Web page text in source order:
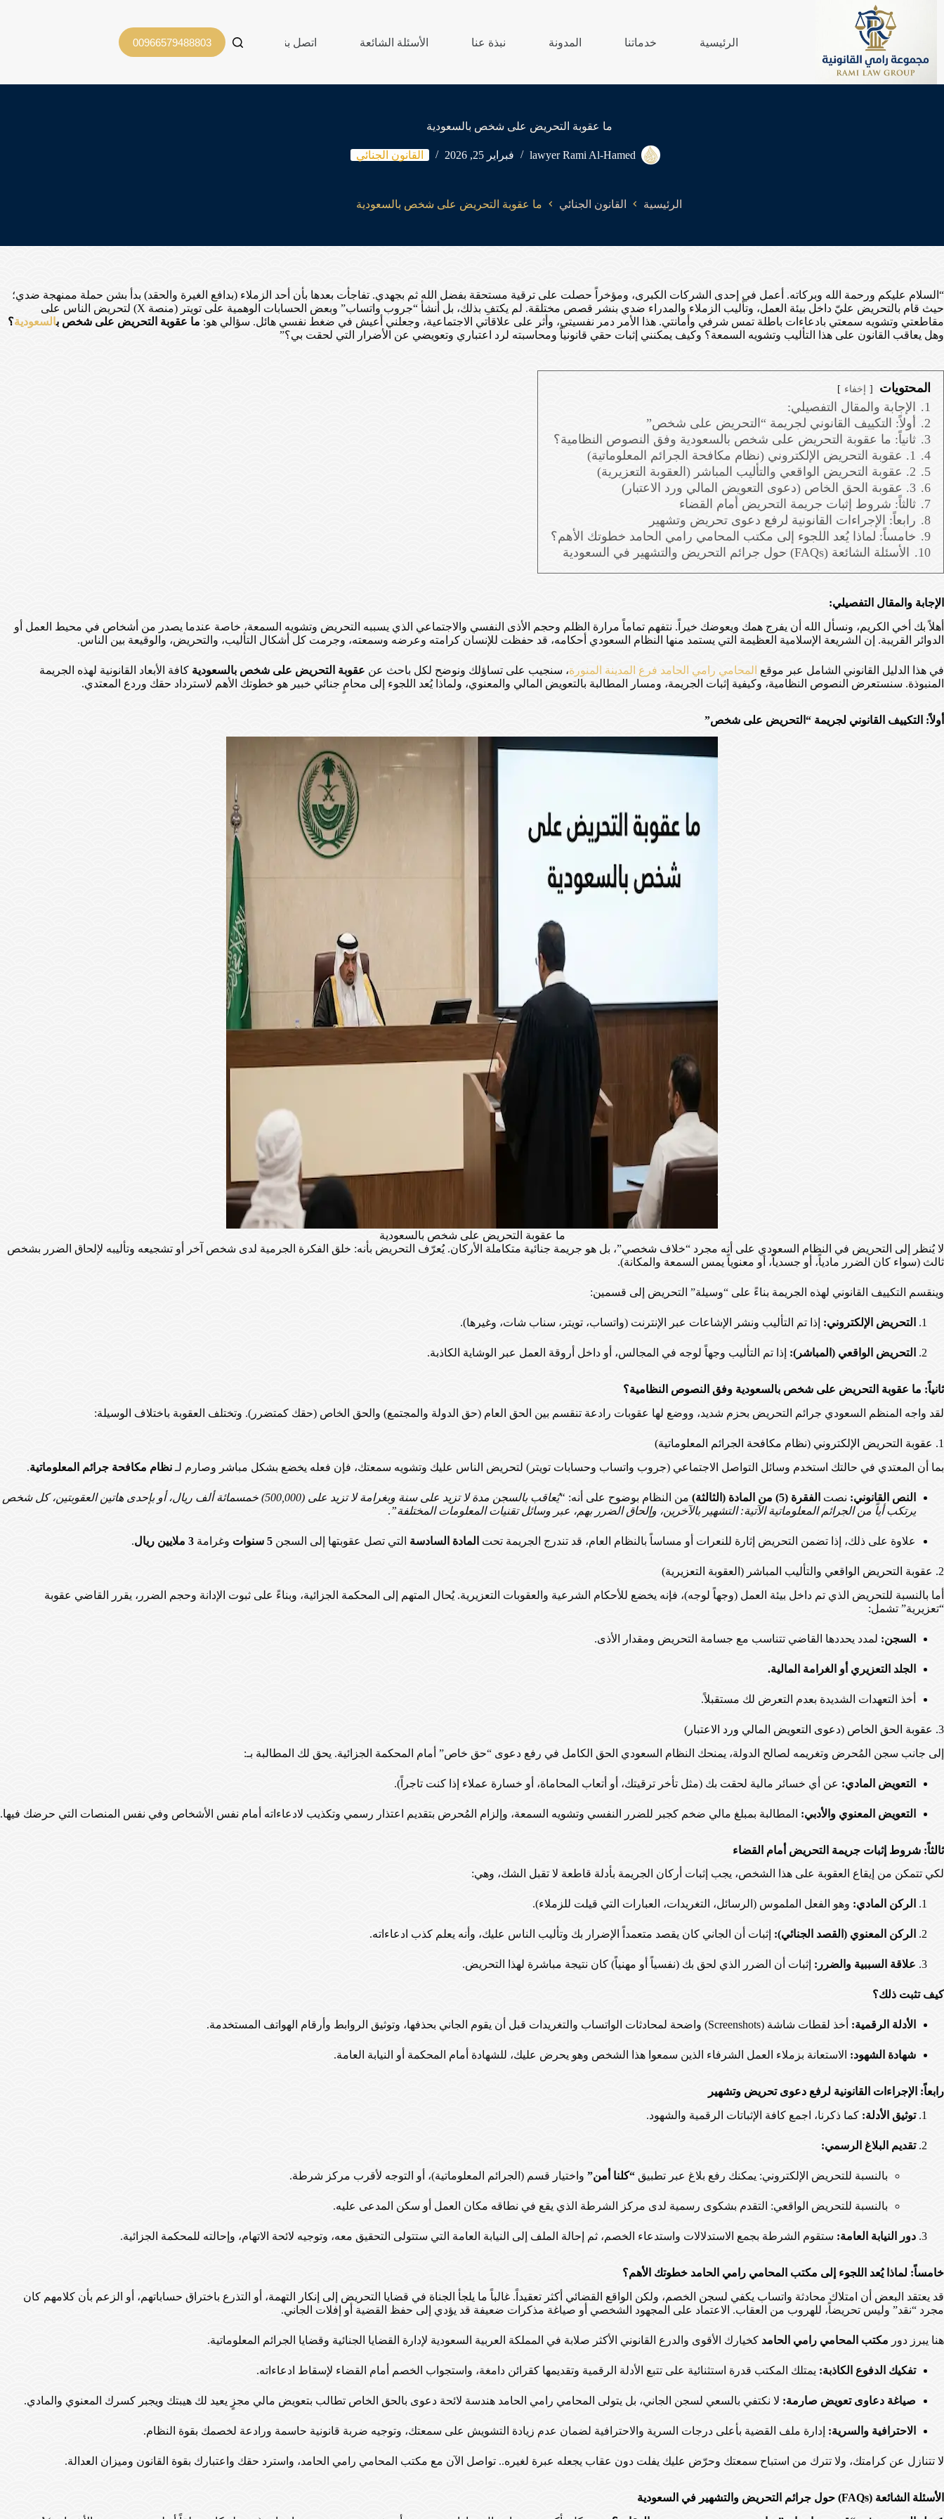
الرئيسية خدماتنا المدونة نبذة عنا الأسئلة الشائعة اتصل بنا 00966579488803
ما عقوبة التحريض على شخص بالسعودية
lawyer Rami Al-Hamed فبراير 25, 2026 القانون الجنائي
الرئيسية القانون الجنائي ما عقوبة التحريض على شخص بالسعودية
“السلام عليكم ورحمة الله وبركاته. أعمل في إحدى الشركات الكبرى، ومؤخراً حصلت على ترقية مستحقة بفضل الله ثم بجهدي. تفاجأت بعدها بأن أحد الزملاء (بدافع الغيرة والحقد) بدأ بشن حملة ممنهجة ضدي؛
حيث قام بالتحريض عليّ داخل بيئة العمل، وتأليب الزملاء والمدراء ضدي بنشر قصص مختلقة. لم يكتفِ بذلك، بل أنشأ “جروب واتساب” وبعض الحسابات الوهمية على تويتر (منصة X) لتحريض الناس على
مقاطعتي وتشويه سمعتي بادعاءات باطلة تمس شرفي وأمانتي. هذا الأمر دمر نفسيتي، وأثر على علاقاتي الاجتماعية، وجعلني أعيش في ضغط نفسي هائل. سؤالي هو: ما عقوبة التحريض على شخص بالسعودية؟
وهل يعاقب القانون على هذا التأليب وتشويه السمعة؟ وكيف يمكنني إثبات حقي قانونياً ومحاسبته لرد اعتباري وتعويضي عن الأضرار التي لحقت بي؟”
المحتويات إخفاء
1.
الإجابة والمقال التفصيلي:
2.
أولاً: التكييف القانوني لجريمة “التحريض على شخص”
3.
ثانياً: ما عقوبة التحريض على شخص بالسعودية وفق النصوص النظامية؟
4.
1. عقوبة التحريض الإلكتروني (نظام مكافحة الجرائم المعلوماتية)
5.
2. عقوبة التحريض الواقعي والتأليب المباشر (العقوبة التعزيرية)
6. 3. عقوبة الحق الخاص (دعوى التعويض المالي ورد الاعتبار)
7.
ثالثاً: شروط إثبات جريمة التحريض أمام القضاء
8.
رابعاً: الإجراءات القانونية لرفع دعوى تحريض وتشهير
9.
خامساً: لماذا يُعد اللجوء إلى مكتب المحامي رامي الحامد خطوتك الأهم؟
10.
الأسئلة الشائعة (FAQs) حول جرائم التحريض والتشهير في السعودية
الإجابة والمقال التفصيلي:
أهلاً بك أخي الكريم، ونسأل الله أن يفرج همك ويعوضك خيراً. نتفهم تماماً مرارة الظلم وحجم الأذى النفسي والاجتماعي الذي يسببه التحريض وتشويه السمعة، خاصة عندما يصدر من أشخاص في محيط العمل أو
الدوائر القريبة. إن الشريعة الإسلامية العظيمة التي يستمد منها النظام السعودي أحكامه، قد حفظت للإنسان كرامته وعرضه وسمعته، وجرمت كل أشكال التأليب، والتحريض، والوقيعة بين الناس.
في هذا الدليل القانوني الشامل عبر موقع المحامي رامي الحامد فرع المدينة المنورة، سنجيب على تساؤلك ونوضح لكل باحث عن عقوبة التحريض على شخص بالسعودية كافة الأبعاد القانونية لهذه الجريمة
المنبوذة. سنستعرض النصوص النظامية، وكيفية إثبات الجريمة، ومسار المطالبة بالتعويض المالي والمعنوي، ولماذا يُعد اللجوء إلى محامٍ جنائي خبير هو خطوتك الأهم لاسترداد حقك وردع المعتدي.
أولاً: التكييف القانوني لجريمة “التحريض على شخص”
ما عقوبة التحريض على شخص بالسعودية
لا يُنظر إلى التحريض في النظام السعودي على أنه مجرد “خلاف شخصي”، بل هو جريمة جنائية متكاملة الأركان. يُعرّف التحريض بأنه: خلق الفكرة الجرمية لدى شخص آخر أو تشجيعه وتأليبه لإلحاق الضرر بشخص
ثالث (سواء كان الضرر مادياً، أو جسدياً، أو معنوياً يمس السمعة والمكانة).
وينقسم التكييف القانوني لهذه الجريمة بناءً على “وسيلة” التحريض إلى قسمين:
التحريض الإلكتروني: إذا تم التأليب ونشر الإشاعات عبر الإنترنت (واتساب، تويتر، سناب شات، وغيرها).
التحريض الواقعي (المباشر): إذا تم التأليب وجهاً لوجه في المجالس، أو داخل أروقة العمل عبر الوشاية الكاذبة.
ثانياً: ما عقوبة التحريض على شخص بالسعودية وفق النصوص النظامية؟
لقد واجه المنظم السعودي جرائم التحريض بحزم شديد، ووضع لها عقوبات رادعة تنقسم بين الحق العام (حق الدولة والمجتمع) والحق الخاص (حقك كمتضرر). وتختلف العقوبة باختلاف الوسيلة:
1. عقوبة التحريض الإلكتروني (نظام مكافحة الجرائم المعلوماتية)
بما أن المعتدي في حالتك استخدم وسائل التواصل الاجتماعي (جروب واتساب وحسابات تويتر) لتحريض الناس عليك وتشويه سمعتك، فإن فعله يخضع بشكل مباشر وصارم لـ نظام مكافحة جرائم المعلوماتية.
النص القانوني: نصت الفقرة (5) من المادة (الثالثة) من النظام بوضوح على أنه:
“يُعاقب بالسجن مدة لا تزيد على سنة وبغرامة لا تزيد على (500,000) خمسمائة ألف ريال، أو بإحدى هاتين العقوبتين، كل شخص
يرتكب أياً من الجرائم المعلوماتية الآتية: التشهير بالآخرين، وإلحاق الضرر بهم، عبر وسائل تقنيات المعلومات المختلفة”.
علاوة على ذلك، إذا تضمن التحريض إثارة للنعرات أو مساساً بالنظام العام، قد تندرج الجريمة تحت المادة السادسة التي تصل عقوبتها إلى السجن 5 سنوات وغرامة 3 ملايين ريال .
2. عقوبة التحريض الواقعي والتأليب المباشر (العقوبة التعزيرية)
أما بالنسبة للتحريض الذي تم داخل بيئة العمل (وجهاً لوجه)، فإنه يخضع للأحكام الشرعية والعقوبات التعزيرية. يُحال المتهم إلى المحكمة الجزائية، وبناءً على ثبوت الإدانة وحجم الضرر، يقرر القاضي عقوبة
“تعزيرية” تشمل:
السجن: لمدد يحددها القاضي تتناسب مع جسامة التحريض ومقدار الأذى.
الجلد التعزيري أو الغرامة المالية.
أخذ التعهدات الشديدة بعدم التعرض لك مستقبلاً.
3. عقوبة الحق الخاص (دعوى التعويض المالي ورد الاعتبار)
إلى جانب سجن المُحرض وتغريمه لصالح الدولة، يمنحك النظام السعودي الحق الكامل في رفع دعوى “حق خاص” أمام المحكمة الجزائية. يحق لك المطالبة بـ:
التعويض المادي: عن أي خسائر مالية لحقت بك (مثل تأخر ترقيتك، أو أتعاب المحاماة، أو خسارة عملاء إذا كنت تاجراً).
التعويض المعنوي والأدبي: المطالبة بمبلغ مالي ضخم كجبر للضرر النفسي وتشويه السمعة، وإلزام المُحرض بتقديم اعتذار رسمي وتكذيب لادعاءاته أمام نفس الأشخاص وفي نفس المنصات التي حرضك فيها.
ثالثاً: شروط إثبات جريمة التحريض أمام القضاء
لكي تتمكن من إيقاع العقوبة على هذا الشخص، يجب إثبات أركان الجريمة بأدلة قاطعة لا تقبل الشك، وهي:
الركن المادي: وهو الفعل الملموس (الرسائل، التغريدات، العبارات التي قيلت للزملاء).
الركن المعنوي (القصد الجنائي): إثبات أن الجاني كان يقصد متعمداً الإضرار بك وتأليب الناس عليك، وأنه يعلم كذب ادعاءاته.
علاقة السببية والضرر: إثبات أن الضرر الذي لحق بك (نفسياً أو مهنياً) كان نتيجة مباشرة لهذا التحريض.
كيف تثبت ذلك؟
الأدلة الرقمية: أخذ لقطات شاشة (Screenshots) واضحة لمحادثات الواتساب والتغريدات قبل أن يقوم الجاني بحذفها، وتوثيق الروابط وأرقام الهواتف المستخدمة.
شهادة الشهود: الاستعانة بزملاء العمل الشرفاء الذين سمعوا هذا الشخص وهو يحرض عليك، للشهادة أمام المحكمة أو النيابة العامة.
رابعاً: الإجراءات القانونية لرفع دعوى تحريض وتشهير
توثيق الأدلة: كما ذكرنا، اجمع كافة الإثباتات الرقمية والشهود.
تقديم البلاغ الرسمي:
بالنسبة للتحريض الإلكتروني: يمكنك رفع بلاغ عبر تطبيق “كلنا أمن” واختيار قسم (الجرائم المعلوماتية)، أو التوجه لأقرب مركز شرطة.
بالنسبة للتحريض الواقعي: التقدم بشكوى رسمية لدى مركز الشرطة الذي يقع في نطاقه مكان العمل أو سكن المدعى عليه.
دور النيابة العامة: ستقوم الشرطة بجمع الاستدلالات واستدعاء الخصم، ثم إحالة الملف إلى النيابة العامة التي ستتولى التحقيق معه، وتوجيه لائحة الاتهام، وإحالته للمحكمة الجزائية.
خامساً: لماذا يُعد اللجوء إلى مكتب المحامي رامي الحامد خطوتك الأهم؟
قد يعتقد البعض أن امتلاك محادثة واتساب يكفي لسجن الخصم، ولكن الواقع القضائي أكثر تعقيداً. غالباً ما يلجأ الجناة في قضايا التحريض إلى إنكار التهمة، أو التذرع باختراق حساباتهم، أو الزعم بأن كلامهم كان
مجرد “نقد” وليس تحريضاً، للهروب من العقاب. الاعتماد على المجهود الشخصي أو صياغة مذكرات ضعيفة قد يؤدي إلى حفظ القضية أو إفلات الجاني.
هنا يبرز دور مكتب المحامي رامي الحامد كخيارك الأقوى والدرع القانوني الأكثر صلابة في المملكة العربية السعودية لإدارة القضايا الجنائية وقضايا الجرائم المعلوماتية.
تفكيك الدفوع الكاذبة: يمتلك المكتب قدرة استثنائية على تتبع الأدلة الرقمية وتقديمها كقرائن دامغة، واستجواب الخصم أمام القضاء لإسقاط ادعاءاته.
صياغة دعاوى تعويض صارمة: لا نكتفي بالسعي لسجن الجاني، بل يتولى المحامي رامي الحامد هندسة لائحة دعوى بالحق الخاص تطالب بتعويض مالي مجزٍ يعيد لك هيبتك ويجبر كسرك المعنوي والمادي.
الاحترافية والسرية: إدارة ملف القضية بأعلى درجات السرية والاحترافية لضمان عدم زيادة التشويش على سمعتك، وتوجيه ضربة قانونية حاسمة ورادعة لخصمك بقوة النظام.
لا تتنازل عن كرامتك، ولا تترك من استباح سمعتك وحرّض عليك يفلت دون عقاب يجعله عبرة لغيره.. تواصل الآن مع مكتب المحامي رامي الحامد، واسترد حقك واعتبارك بقوة القانون وميزان العدالة.
الأسئلة الشائعة (FAQs) حول جرائم التحريض والتشهير في السعودية